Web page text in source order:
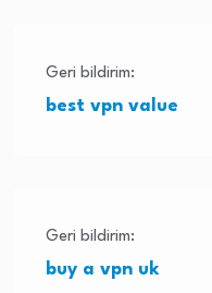
Geri bildirim:
best vpn value
Geri bildirim:
buy a vpn uk